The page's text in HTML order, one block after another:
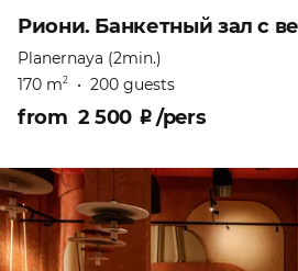
Риони. Банкетный зал с
Planernaya (2min.)
170 m2 • 200 guests
from 2 500 ₽/pers